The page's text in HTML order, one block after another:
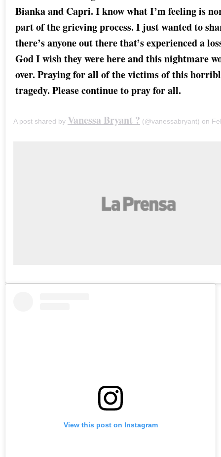
Bianka and Capri. I know what I’m feeling is
part of the grieving process. I just wanted to
there’s anyone out there that’s experienced a
God I wish they were here and this nightmare
over. Praying for all of the victims of this
tragedy. Please continue to pray for all.
A post shared by Vanessa Bryant ? (@vanessabryant) on Feb
View this post on Instagram